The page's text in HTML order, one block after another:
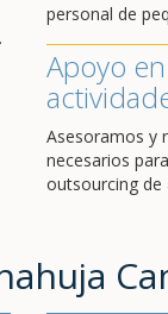
personal de
Apoyo
Asesoramos y
necesarios
outsourcing de